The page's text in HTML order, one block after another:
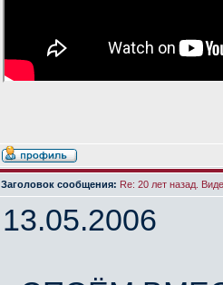
Заголовок сообщения: Re: 20 лет назад.
13.05.2006